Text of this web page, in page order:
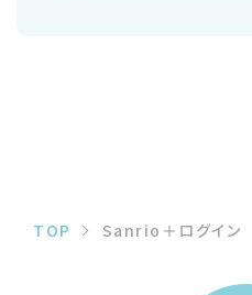
TOP Sanrio＋ログイン